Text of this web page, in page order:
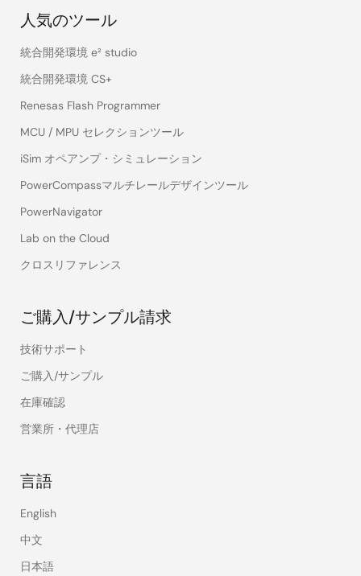
人気のツール
統合開発環境 e² studio
統合開発環境 CS+
Renesas Flash Programmer
MCU / MPU セレクションツール
iSim オペアンプ・シミュレーション
PowerCompassマルチレールデザインツール
PowerNavigator
Lab on the Cloud
クロスリファレンス
ご購入/サンプル請求
技術サポート
ご購入/サンプル
在庫確認
営業所・代理店
言語
English
中文
日本語